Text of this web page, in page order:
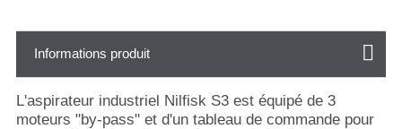
Informations produit
L'aspirateur industriel Nilfisk S3 est équipé de 3
moteurs "by-pass" et d'un tableau de commande pour